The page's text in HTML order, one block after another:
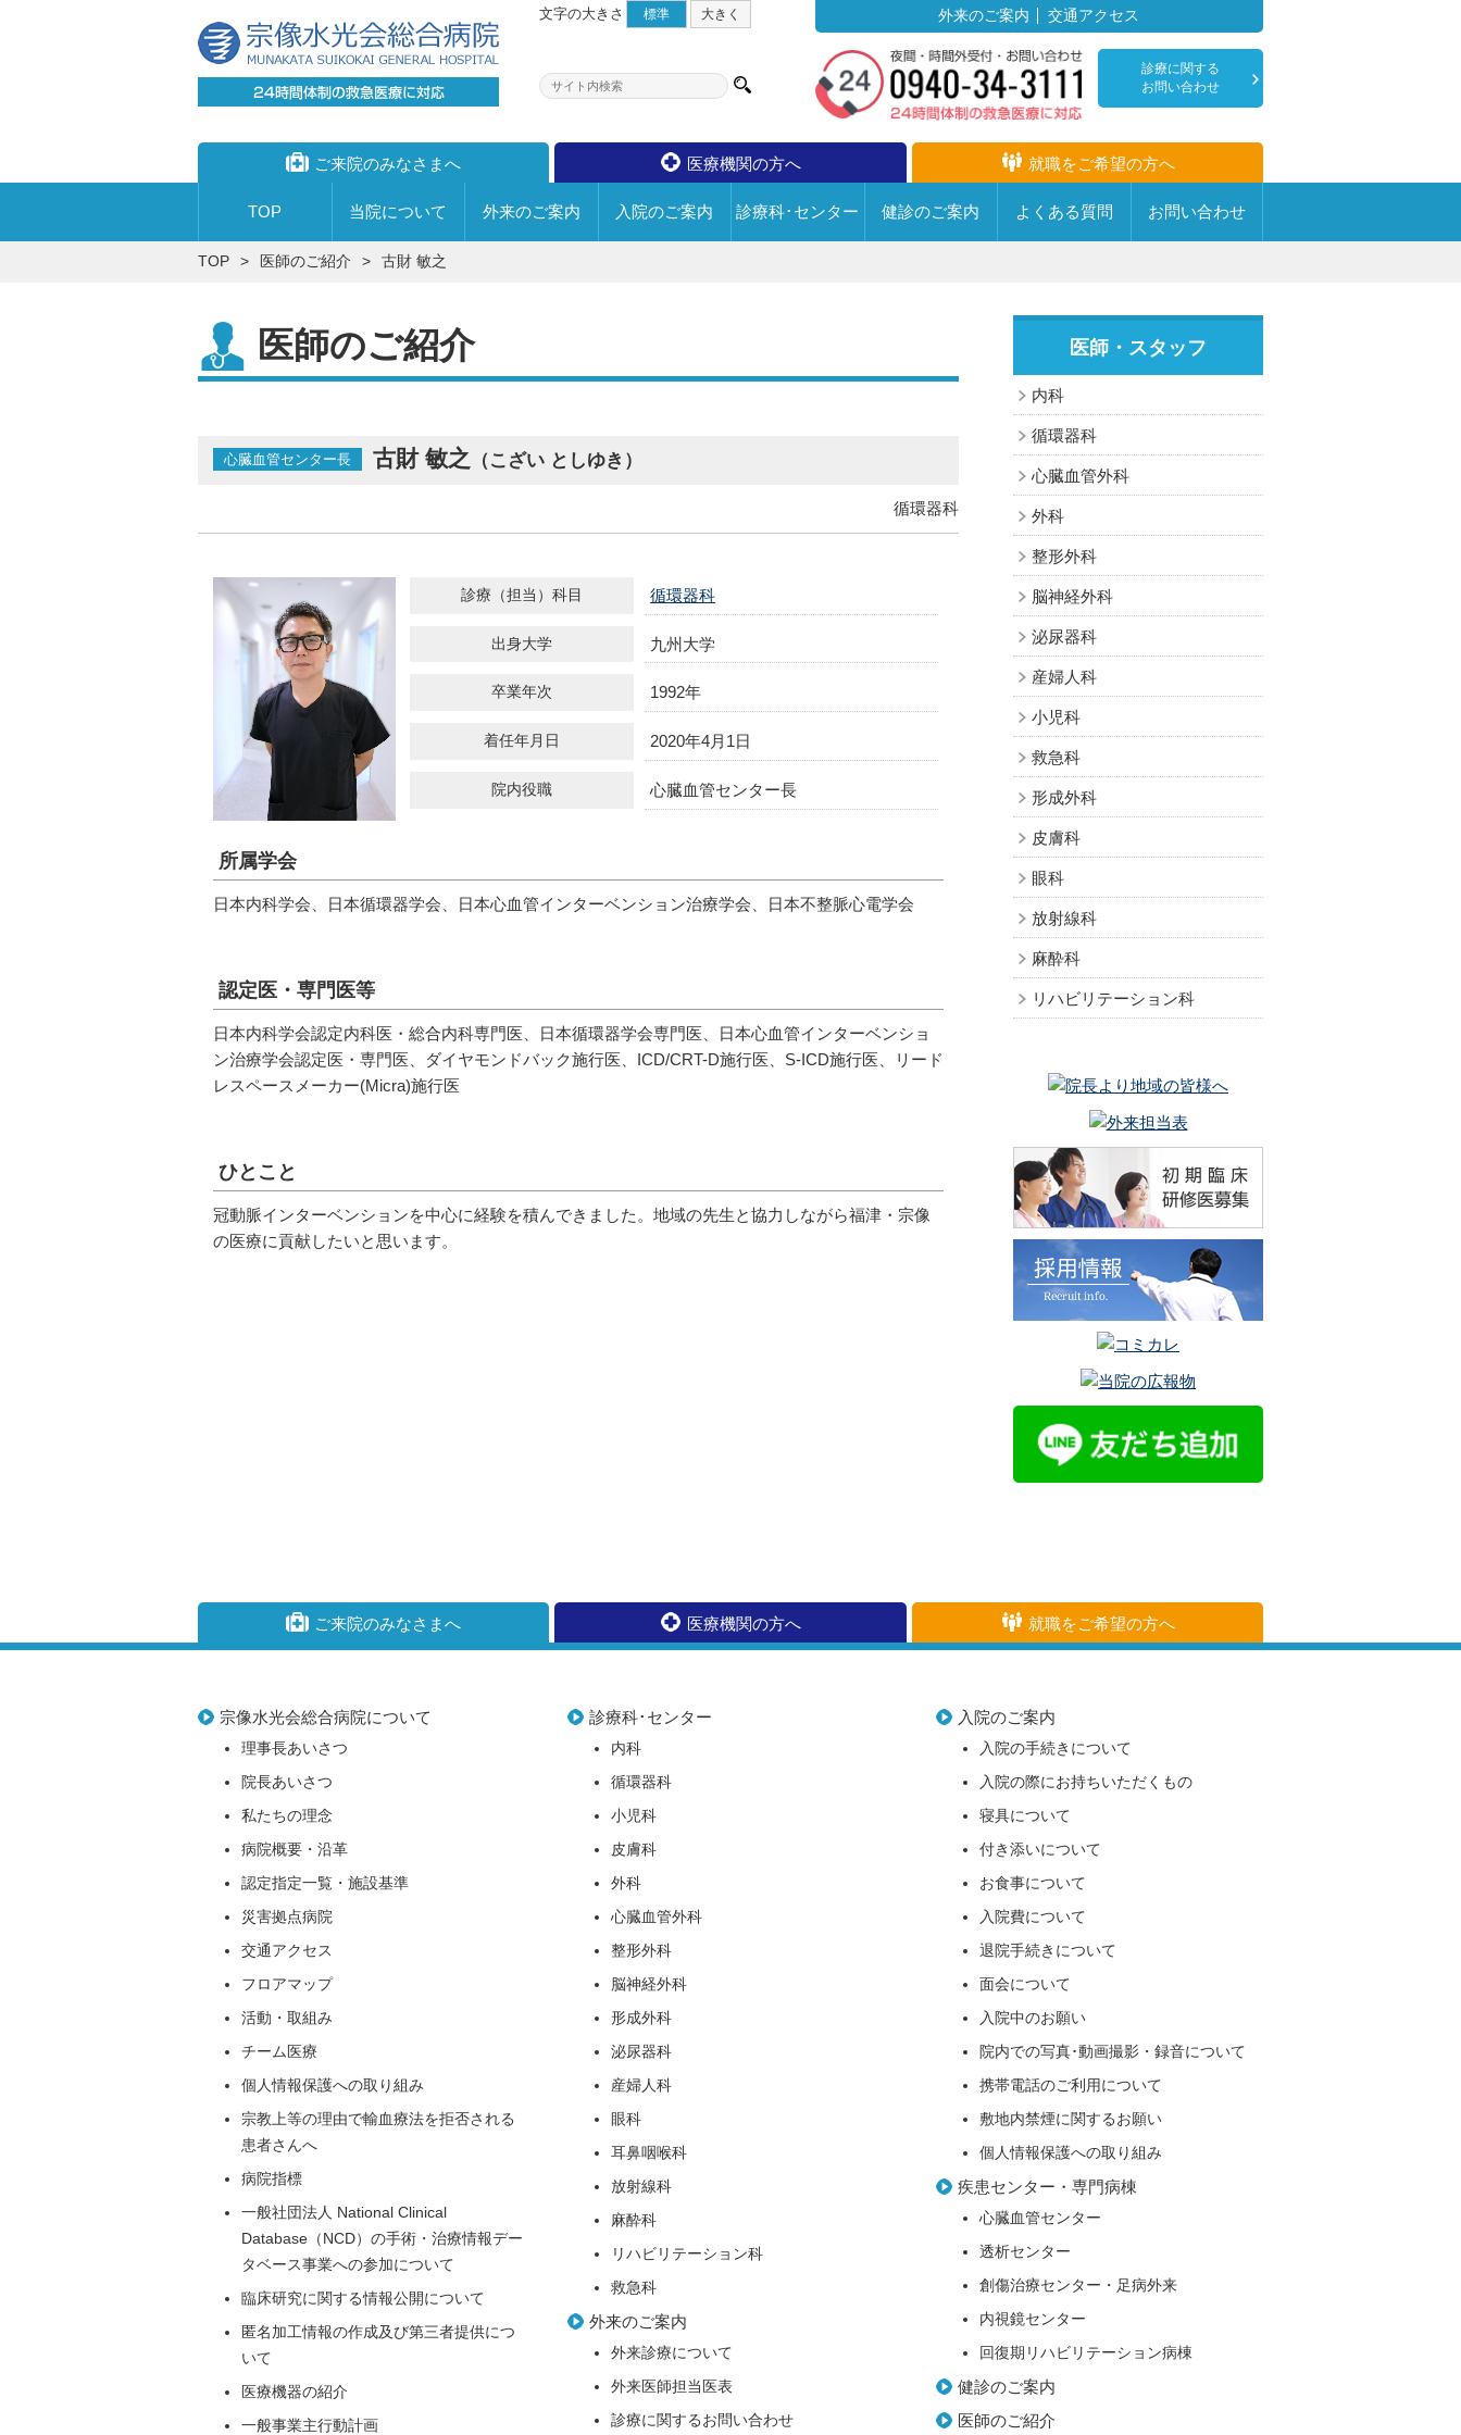
外来のご案内 交通アクセス
診療に関する
お問い合わせ
文字の大きさ 標準 大きく
ご来院のみなさまへ 医療機関の方へ 就職をご希望の方へ
TOP 当院について 外来のご案内 入院のご案内 診療科･センター 健診のご案内 よくある質問 お問い合わせ
宗像水光会総合病院
院長あいさつ
災害拠点病院
一般事業主行動計画
女性活躍推進法に基づく公表
育児･介護休業法に基づく公表
交通アクセス
よくある質問
お問い合わせ
フロアマップ
4F 【一般病棟】
センター・透析センタ
1F 【受付・外来】
病院の取り組み 疾患センター・専門病棟
心臓血管センター
透析センター
創傷治療センター・足病外来
内視鏡センター
回復期ﾘﾊﾋﾞﾘﾃｰｼｮﾝ病棟
医療機器の紹介
医療機器の紹介
外来について
受診申し込みから帰宅までの流れ
院内での写真･動画撮影・録音について
携帯電話のご利用について
院内Wi-Fiサービスのご利用について
喫煙に関するお願い
外来についての情報
入院の手続きについて
寝具について
退院手続きについて
院内での写真･動画撮影・録音について
携帯電話のご利用について
院内Wi-Fiサービスのご利用について
個人情報保護への取り組み
心臓血管センター
創傷治療センター・足病外来
内科
小児科
整形外科 耳鼻咽喉科
放射線科
麻酔科
リハビリテーション科
救急科
TOP 医師のご紹介 古財 敏之
医師のご紹介
心臓血管センター長 古財 敏之 （こざい としゆき）
循環器科
診療（担当）科目 循環器科
出身大学 九州大学
卒業年次 1992年
着任年月日 2020年4月1日
院内役職 心臓血管センター長
所属学会
日本内科学会、日本循環器学会、日本心血管インターベンション治療学会、日本不整脈心電学会
認定医・専門医等
日本内科学会認定内科医・総合内科専門医、日本循環器学会専門医、日本心血管インターベンショ
ン治療学会認定医・専門医、ダイヤモンドバック施行医、ICD/CRT-D施行医、S-ICD施行医、リード
レスペースメーカー(Micra)施行医
ひとこと
冠動脈インターベンションを中心に経験を積んできました。地域の先生と協力しながら福津・宗像
の医療に貢献したいと思います。
医師・スタッフ
内科
循環器科
心臓血管外科
外科
整形外科
脳神経外科
泌尿器科
産婦人科
小児科
救急科
形成外科
皮膚科
眼科
放射線科
麻酔科
リハビリテーション科
ご来院のみなさまへ 医療機関の方へ 就職をご希望の方へ
宗像水光会総合病院について
理事長あいさつ
院長あいさつ
私たちの理念
病院概要・沿革
認定指定一覧・施設基準
災害拠点病院
交通アクセス
フロアマップ
活動・取組み
チーム医療
個人情報保護への取り組み
宗教上等の理由で輸血療法を拒否される
患者さんへ
病院指標
一般社団法人 National Clinical
Database（NCD）の手術・治療情報デー
タベース事業への参加について
臨床研究に関する情報公開について
匿名加工情報の作成及び第三者提供につ
いて
医療機器の紹介
一般事業主行動計画
診療科･センター
内科
循環器科
小児科
皮膚科
外科
心臓血管外科
整形外科
脳神経外科
形成外科
泌尿器科
産婦人科
眼科
耳鼻咽喉科
放射線科
麻酔科
リハビリテーション科
救急科
外来のご案内
外来診療について
外来医師担当医表
診療に関するお問い合わせ
入院のご案内
入院の手続きについて
入院の際にお持ちいただくもの
寝具について
付き添いについて
お食事について
入院費について
退院手続きについて
面会について
入院中のお願い
院内での写真･動画撮影・録音について
携帯電話のご利用について
敷地内禁煙に関するお願い
個人情報保護への取り組み
疾患センター・専門病棟
心臓血管センター
透析センター
創傷治療センター・足病外来
内視鏡センター
回復期リハビリテーション病棟
健診のご案内
医師のご紹介